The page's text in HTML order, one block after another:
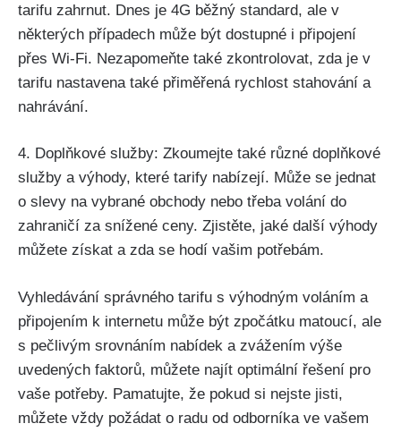
tarifu zahrnut. Dnes je 4G běžný standard, ale v
některých případech může být dostupné i připojení
přes Wi-Fi. Nezapomeňte také zkontrolovat, zda je v
tarifu nastavena také přiměřená rychlost stahování a
nahrávání.
4. Doplňkové služby: Zkoumejte také různé doplňkové
služby a výhody, které tarify nabízejí. Může se jednat
o slevy na vybrané obchody nebo třeba volání do
zahraničí za snížené ceny. Zjistěte, jaké další výhody
můžete získat a zda se hodí vašim potřebám.
Vyhledávání správného tarifu s výhodným voláním a
připojením k internetu může být zpočátku matoucí, ale
s pečlivým srovnáním nabídek a zvážením výše
uvedených faktorů, můžete najít optimální řešení pro
vaše potřeby. Pamatujte, že pokud si nejste jisti,
můžete vždy požádat o radu od odborníka ve vašem